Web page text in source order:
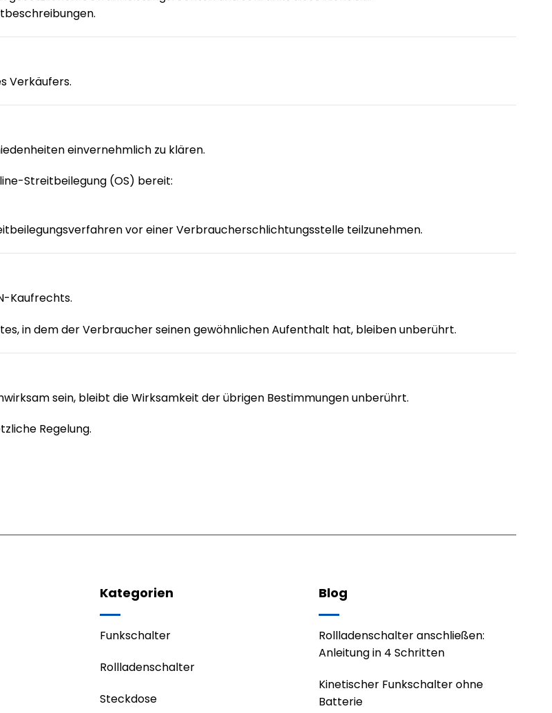
Verkäufers.
einvernehmlich zu klären.
Streitbeilegung (OS) bereit:
vor einer Verbraucherschlichtungsstelle teilzunehmen.
Kaufrechts.
in dem der Verbraucher seinen gewöhnlichen Aufenthalt hat, bleiben unberührt.
sein, bleibt die Wirksamkeit der übrigen Bestimmungen unberührt.
Regelung.
Kategorien
Funkschalter
Rollladenschalter
Steckdose
Blog
Rollladenschalter anschließen:
Anleitung in 4 Schritten
Kinetischer Funkschalter ohne
Batterie